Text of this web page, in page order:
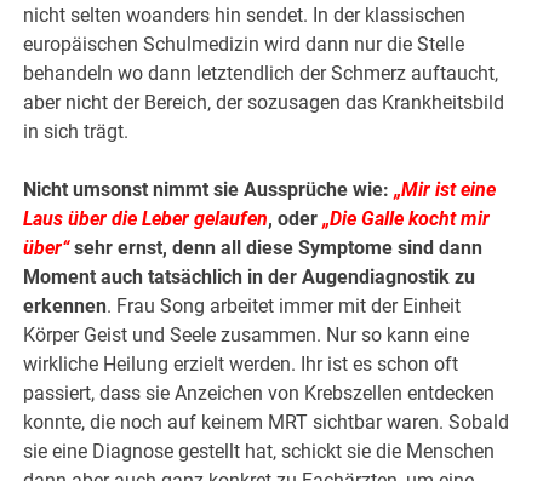
nicht selten woanders hin sendet. In der klassischen
europäischen Schulmedizin wird dann nur die Stelle
behandeln wo dann letztendlich der Schmerz auftaucht,
aber nicht der Bereich, der sozusagen das Krankheitsbild
in sich trägt.
Nicht umsonst nimmt sie Aussprüche wie:„Mir ist eine
Laus über die Leber gelaufen, oder„Die Galle kocht mir
über“sehr ernst, denn all diese Symptome sind dann
Moment auch tatsächlich in der Augendiagnostik zu
erkennen. Frau Song arbeitet immer mit der Einheit
Körper Geist und Seele zusammen. Nur so kann eine
wirkliche Heilung erzielt werden. Ihr ist es schon oft
passiert, dass sie Anzeichen von Krebszellen entdecken
konnte, die noch auf keinem MRT sichtbar waren. Sobald
sie eine Diagnose gestellt hat, schickt sie die Menschen